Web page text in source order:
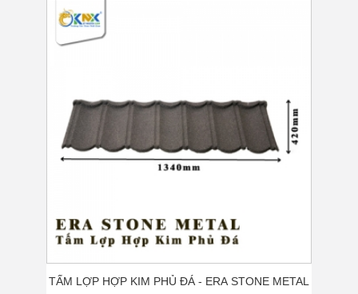
TẤM LỢP HỢP KIM PHỦ ĐÁ - ERA STONE METAL